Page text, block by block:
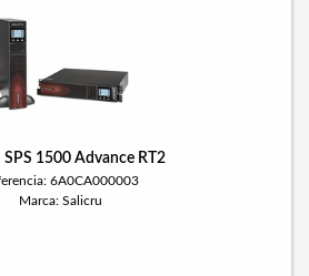
SPS 1500 Advance RT2
6A0CA000003
Marca: Salicru